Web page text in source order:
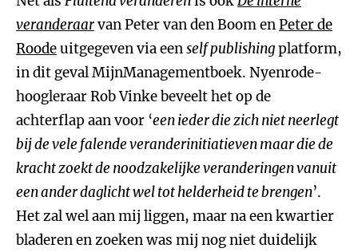
veranderaarvan Peter van den Boom enPeter de
Roodeuitgegeven via eenself publishingplatform,
in dit geval MijnManagementboek. Nyenrode-
hoogleraar Rob Vinke beveelt het op de
achterflap aan voor ‘een ieder die zich niet neerlegt
bij de vele falende veranderinitiatieven maar die de
kracht zoekt de noodzakelijke veranderingen vanuit
een ander daglicht wel tot helderheid te brengen’.
Het zal wel aan mij liggen, maar na een kwartier
bladeren en zoeken was mij nog niet duidelijk